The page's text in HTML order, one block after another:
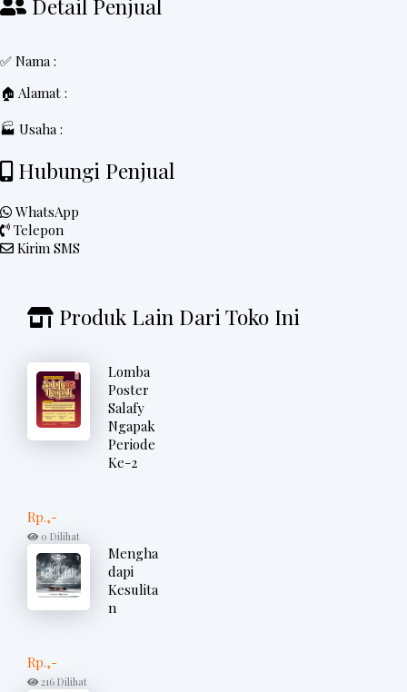
Detail Penjual
✅ Nama :
🏠 Alamat :
🏭 Usaha :
Hubungi Penjual
WhatsApp
Telepon
Kirim SMS
Produk Lain Dari Toko Ini
Lomba
Poster
Salafy
Ngapak
Periode
Ke-2
Rp.,-
0 Dilihat
Mengha
dapi
Kesulita
n
Rp.,-
216 Dilihat